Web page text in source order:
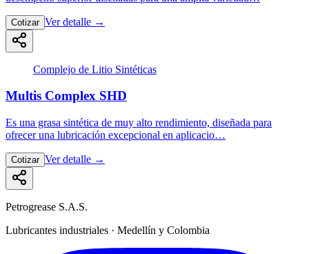
Cotizar Ver detalle →
Complejo de Litio Sintéticas
Multis Complex SHD
Es una grasa sintética de muy alto rendimiento, diseñada para
ofrecer una lubricación excepcional en aplicacio…
Cotizar Ver detalle →
Petrogrease S.A.S.
Lubricantes industriales · Medellín y Colombia